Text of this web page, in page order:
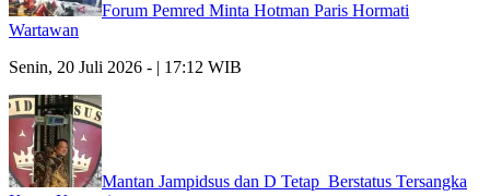
Forum Pemred Minta Hotman Paris Hormati
Wartawan
Senin, 20 Juli 2026 - | 17:12 WIB
Mantan Jampidsus dan D Tetap Berstatus Tersangka